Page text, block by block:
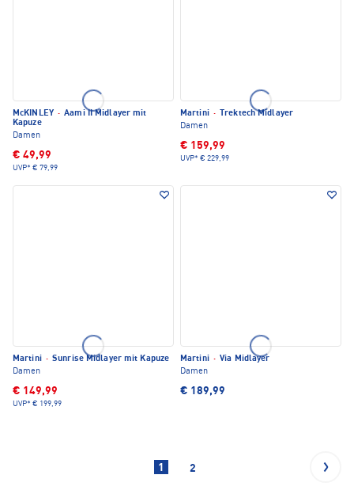
McKINLEY · Aami II Midlayer mit
Kapuze
Damen
€ 49,99
UVP* € 79,99
Martini ·
Trektech Midlayer
Damen
€ 159,99
UVP* € 229,99
Martini · Sunrise Midlayer mit Kapuze
Damen
€ 149,99
UVP* € 199,99
Martini · Via Midlayer
Damen
€ 189,99
1 2